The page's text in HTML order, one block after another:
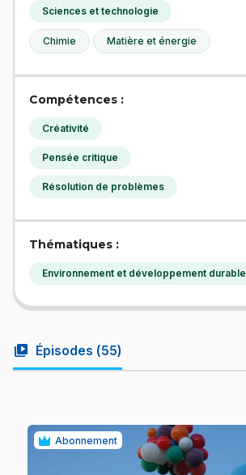
Sciences et technologie
Chimie Matière et énergie
Compétences :
Créativité
Pensée critique
Résolution de problèmes
Thématiques :
Environnement et développement durable
video_library Épisodes (55)
Abonnement